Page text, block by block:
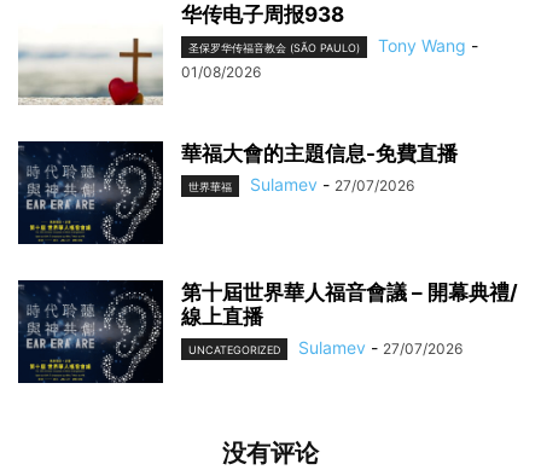
华传电子周报938
圣保罗华传福音教会 (SÃO PAULO) Tony Wang -
01/08/2026
華福大會的主題信息-免費直播
世界華福 Sulamev - 27/07/2026
第十屆世界華人福音會議 – 開幕典禮/
線上直播
UNCATEGORIZED Sulamev - 27/07/2026
没有评论